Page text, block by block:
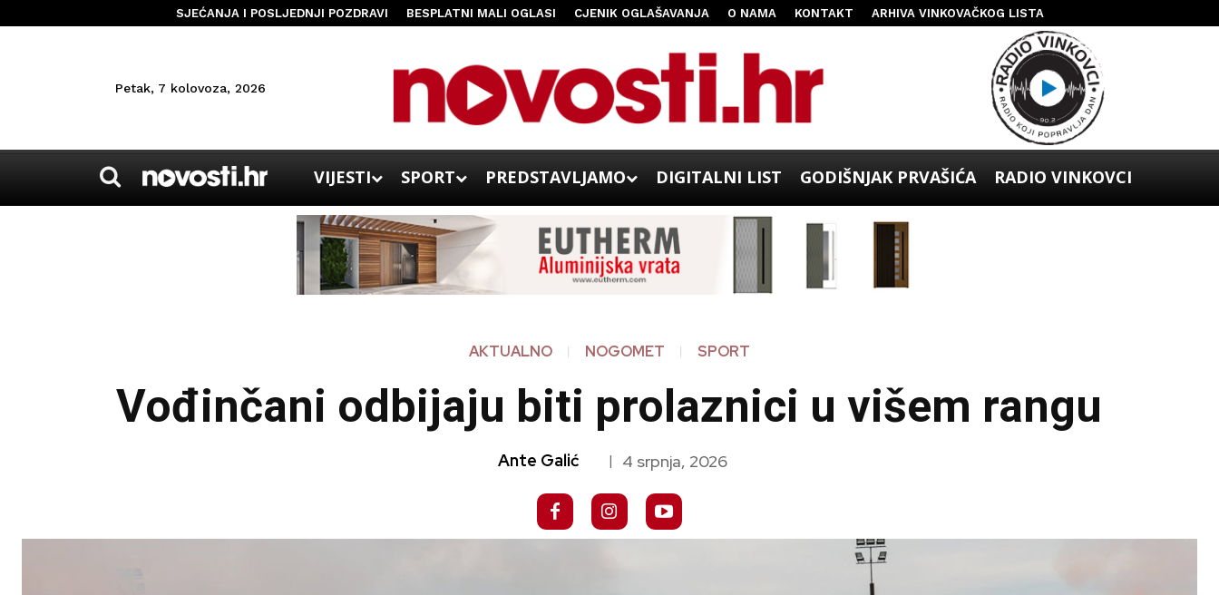
SJEĆANJA I POSLJEDNJI POZDRAVI BESPLATNI MALI OGLASI CJENIK OGLAŠAVANJA O NAMA KONTAKT ARHIVA VINKOVAČKOG LISTA
Petak, 7 kolovoza, 2026
VIJESTI SPORT PREDSTAVLJAMO DIGITALNI LIST GODIŠNJAK PRVAŠIĆA RADIO VINKOVCI
AKTUALNO NOGOMET SPORT
Vođinčani odbijaju biti prolaznici u višem rangu
Ante Galić | 4 srpnja, 2026